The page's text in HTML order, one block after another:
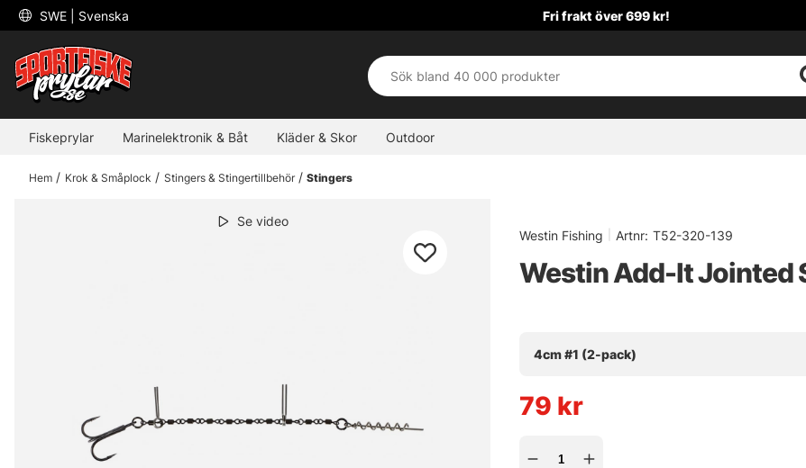
SWE | Svenska Fri frakt över 699 kr!
Fiskeprylar Marinelektronik & Båt Kläder & Skor Outdoor
Hem Krok & Småplock Stingers & Stingertillbehör Stingers
Se video
Westin Fishing
Artnr: T52-320-139
Westin Add-It Jointed
4cm #1 (2-pack)
79 kr